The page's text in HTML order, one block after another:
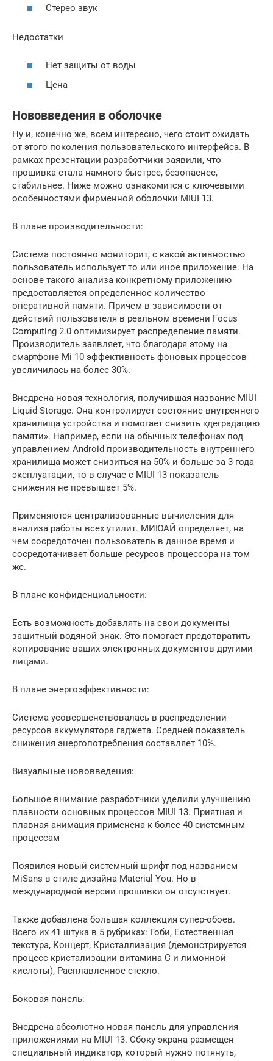
Стерео звук
Недостатки
Нет защиты от воды
Цена
Нововведения в оболочке
Ну и, конечно же, всем интересно, чего стоит ожидать
от этого поколения пользовательского интерфейса. В
рамках презентации разработчики заявили, что
прошивка стала намного быстрее, безопаснее,
стабильнее. Ниже можно ознакомится с ключевыми
особенностями фирменной оболочки MIUI 13.
В плане производительности:
Система постоянно мониторит, с какой активностью
пользователь использует то или иное приложение. На
основе такого анализа конкретному приложению
предоставляется определенное количество
оперативной памяти. Причем в зависимости от
действий пользователя в реальном времени Focus
Computing 2.0 оптимизирует распределение памяти.
Производитель заявляет, что благодаря этому на
смартфоне Mi 10 эффективность фоновых процессов
увеличилась на более 30%.
Внедрена новая технология, получившая название MIUI
Liquid Storage. Она контролирует состояние внутреннего
хранилища устройства и помогает снизить «деградацию
памяти». Например, если на обычных телефонах под
управлением Android производительность внутреннего
хранилища может снизиться на 50% и больше за 3 года
эксплуатации, то в случае с MIUI 13 показатель
снижения не превышает 5%.
Применяются централизованные вычисления для
анализа работы всех утилит. МИЮАЙ определяет, на
чем сосредоточен пользователь в данное время и
сосредотачивает больше ресурсов процессора на том
же.
В плане конфиденциальности:
Есть возможность добавлять на свои документы
защитный водяной знак. Это помогает предотвратить
копирование ваших электронных документов другими
лицами.
В плане энергоэффективности:
Система усовершенствовалась в распределении
ресурсов аккумулятора гаджета. Средней показатель
снижения энергопотребления составляет 10%.
Визуальные нововведения:
Большое внимание разработчики уделили улучшению
плавности основных процессов MIUI 13. Приятная и
плавная анимация применена к более 40 системным
процессам
Появился новый системный шрифт под названием
MiSans в стиле дизайна Material You. Но в
международной версии прошивки он отсутствует.
Также добавлена большая коллекция супер-обоев.
Всего их 41 штука в 5 рубриках: Гоби, Естественная
текстура, Концерт, Кристаллизация (демонстрируется
процесс кристализации витамина C и лимонной
кислоты), Расплавленное стекло.
Боковая панель:
Внедрена абсолютно новая панель для управления
приложениями на MIUI 13. Сбоку экрана размещен
специальный индикатор, который нужно потянуть,